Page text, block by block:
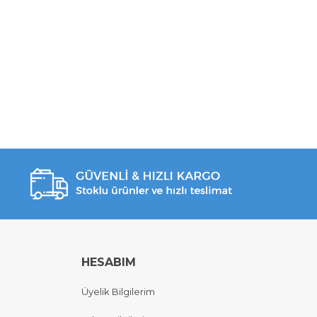
HESABIM
Üyelik Bilgilerim